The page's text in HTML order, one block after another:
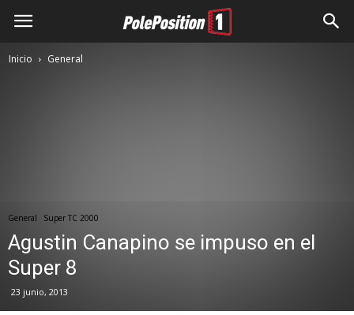
Inicio General
General Super TC 2000
Agustin Canapino se impuso en el
Super 8
23 junio, 2013